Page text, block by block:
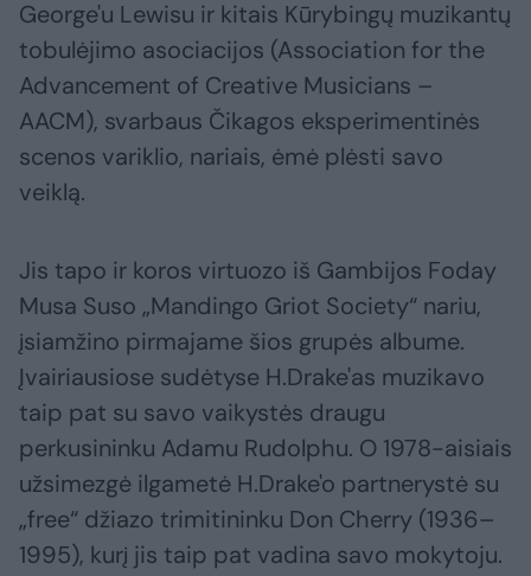
George'u Lewisu ir kitais Kūrybingų muzikantų
tobulėjimo asociacijos (Association for the
Advancement of Creative Musicians –
AACM), svarbaus Čikagos eksperimentinės
scenos variklio, nariais, ėmė plėsti savo
veiklą.
Jis tapo ir koros virtuozo iš Gambijos Foday
Musa Suso „Mandingo Griot Society“ nariu,
įsiamžino pirmajame šios grupės albume.
Įvairiausiose sudėtyse H.Drake'as muzikavo
taip pat su savo vaikystės draugu
perkusininku Adamu Rudolphu. O 1978-aisiais
užsimezgė ilgametė H.Drake'o partnerystė su
„free“ džiazo trimitininku Don Cherry (1936–
1995), kurį jis taip pat vadina savo mokytoju.